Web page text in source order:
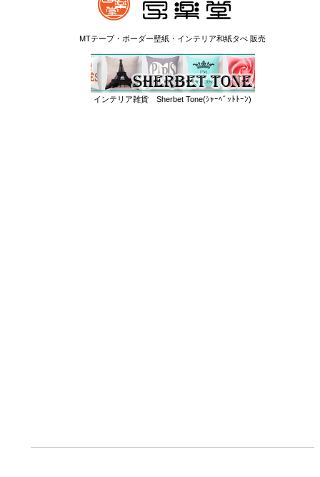
MTテープ・ボーダー壁紙・インテリア和紙タぺ 販売
インテリア雑貨 Sherbet Tone(ｼｬｰﾍﾞｯﾄﾄｰﾝ)